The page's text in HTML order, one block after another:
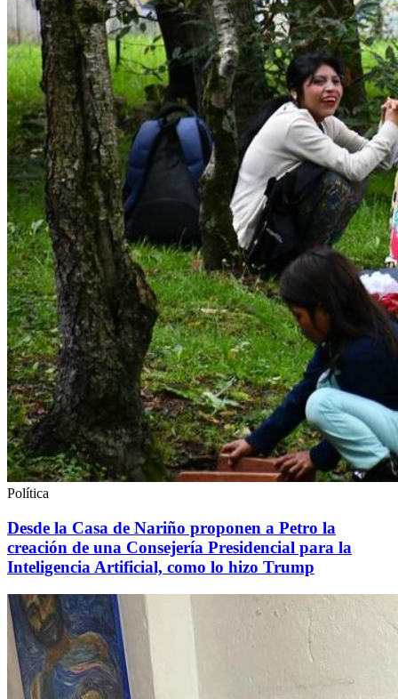
Política
Desde la Casa de Nariño proponen a Petro la
creación de una Consejería Presidencial para la
Inteligencia Artificial, como lo hizo Trump